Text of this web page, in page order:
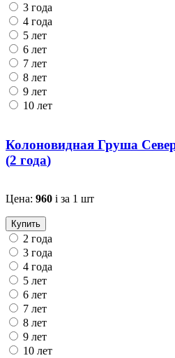
3 года
4 года
5 лет
6 лет
7 лет
8 лет
9 лет
10 лет
Колоновидная Груша
(2 года)
Цена: 960 i за 1 шт
Купить
2 года
3 года
4 года
5 лет
6 лет
7 лет
8 лет
9 лет
10 лет